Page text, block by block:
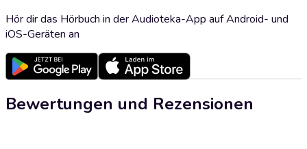
Hör dir das Hörbuch in der Audioteka-App auf Android- und
iOS-Geräten an
Bewertungen und Rezensionen